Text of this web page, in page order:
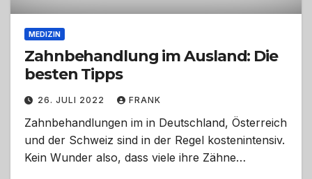
MEDIZIN
Zahnbehandlung im Ausland: Die
besten Tipps
26. JULI 2022 FRANK
Zahnbehandlungen im in Deutschland, Österreich
und der Schweiz sind in der Regel kostenintensiv.
Kein Wunder also, dass viele ihre Zähne…